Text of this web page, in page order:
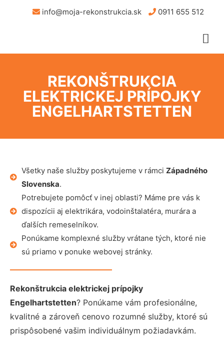
info@moja-rekonstrukcia.sk 0911 655 512
REKONŠTRUKCIA
ELEKTRICKEJ PRÍPOJKY
ENGELHARTSTETTEN
Všetky naše služby poskytujeme v rámci Západného
Slovenska.
Potrebujete pomôcť v inej oblasti? Máme pre vás k
dispozícii aj elektrikára, vodoinštalatéra, murára a
ďalších remeselníkov.
Ponúkame komplexné služby vrátane tých, ktoré nie
sú priamo v ponuke webovej stránky.
Rekonštrukcia elektrickej prípojky
Engelhartstetten? Ponúkame vám profesionálne,
kvalitné a zároveň cenovo rozumné služby, ktoré sú
prispôsobené vašim individuálnym požiadavkám.